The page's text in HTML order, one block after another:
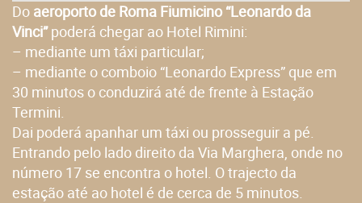
Do aeroporto de Roma Fiumicino “Leonardo da
Vinci”poderá chegar ao Hotel Rimini:
– mediante um táxi particular;
– mediante o comboio “Leonardo Express” que em
30 minutos o conduzirá até de frente à Estação
Termini.
Dai poderá apanhar um táxi ou prosseguir a pé.
Entrando pelo lado direito da Via Marghera, onde no
número 17 se encontra o hotel. O trajecto da
estação até ao hotel é de cerca de 5 minutos.